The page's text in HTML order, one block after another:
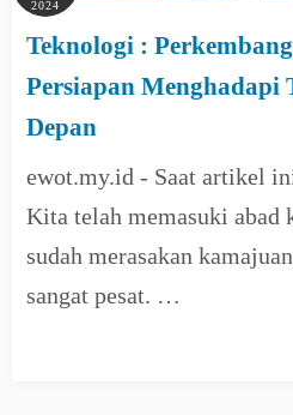
2024
Teknologi :
Persiapan Menghadapi
Depan
ewot.my.id - Saat artikel
Kita telah memasuki abad
sudah merasakan
sangat pesat. …